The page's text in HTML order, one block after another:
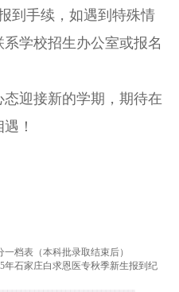
到手续，如遇到特殊情
学校招生办公室或报名
迎接新的学期，期待在
！
档表（本科批录取结束后）
石家庄白求恩医专秋季新生报到纪